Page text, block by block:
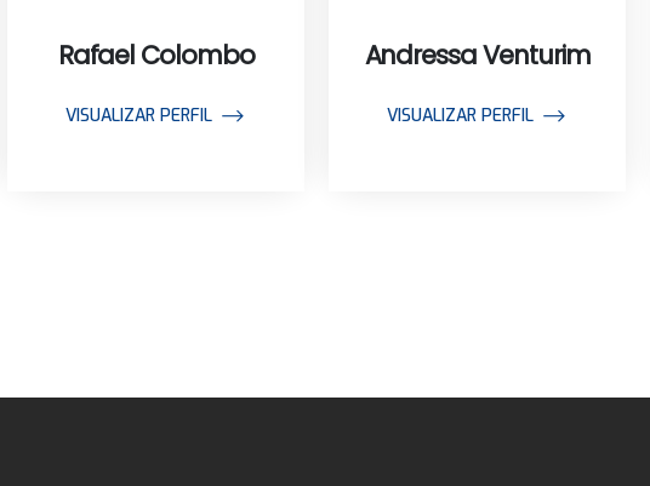
Rafael Colombo
VISUALIZAR PERFIL
Andressa Venturim
VISUALIZAR PERFIL